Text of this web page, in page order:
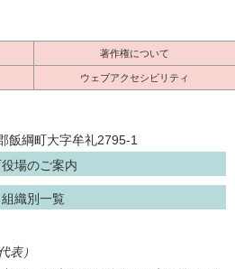
著作権について
ウェブアクセシビリティ
綱町大字牟礼2795-1
場のご案内
組織別一覧
表）